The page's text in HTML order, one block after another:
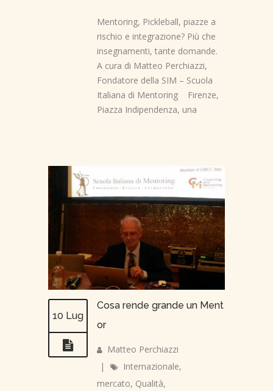
Mentoring, Pickleball, piazze a
rischio e integrazione? Più che
insegnamenti, tante domande.
A cura di Matteo Perchiazzi,
Fondatore della SIM – Scuola
Italiana di Mentoring Firenze,
Piazza Indipendenza, una
10 Lug
Cosa rende grande un Ment
or
Matteo Perchiazzi
|
Internazionale,
mercato, Qualità,